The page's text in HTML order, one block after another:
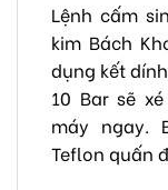
Lệnh cấm
kim Bách
dụng kết
10 Bar sẽ
máy ngay.
Teflon quấn